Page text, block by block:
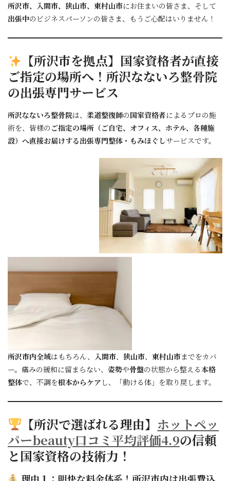
所沢市、入間市、狭山市、東村山市にお住まいの皆さま、そして
出張中のビジネスパーソンの皆さま、もうご心配はいりません！
【所沢市を拠点】 国家資格者が直接
ご指定の場所へ！所沢なないろ整骨院
の出張専門サービス
所沢なないろ整骨院は、 柔道整復師の国家資格者によるプロの施
術を、皆様の ご指定の場所（ご自宅、オフィス、ホテル、各種施
設）へ直接お届けする出張専門整体・もみほぐしサービスです。
所沢市内全域はもちろん、 入間市、 狭山市、 東村山市までをカバ
ー。痛みの緩和に留まらない、 姿勢や骨盤の状態から整える本格
整体で、不調を根本からケア し、「動ける体」を取り戻します。
【所沢で選ばれる理由】 ホットペッ
パーbeauty口コミ平均評価4.9の信頼
と国家資格の技術力！
理由１：明快な料金体系！ 所沢市内は出張費込